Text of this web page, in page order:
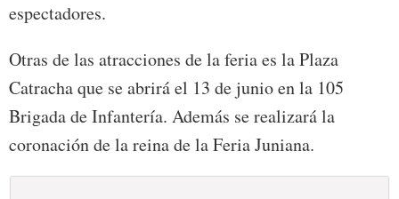
espectadores.
Otras de las atracciones de la feria es la Plaza
Catracha que se abrirá el 13 de junio en la 105
Brigada de Infantería. Además se realizará la
coronación de la reina de la Feria Juniana.